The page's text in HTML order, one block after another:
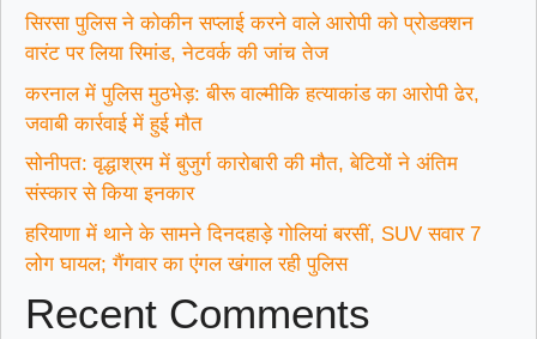
सिरसा पुलिस ने कोकीन सप्लाई करने वाले आरोपी को प्रोडक्शन
वारंट पर लिया रिमांड, नेटवर्क की जांच तेज
करनाल में पुलिस मुठभेड़: बीरू वाल्मीकि हत्याकांड का आरोपी ढेर,
जवाबी कार्रवाई में हुई मौत
सोनीपत: वृद्धाश्रम में बुजुर्ग कारोबारी की मौत, बेटियों ने अंतिम
संस्कार से किया इनकार
हरियाणा में थाने के सामने दिनदहाड़े गोलियां बरसीं, SUV सवार 7
लोग घायल; गैंगवार का एंगल खंगाल रही पुलिस
Recent Comments